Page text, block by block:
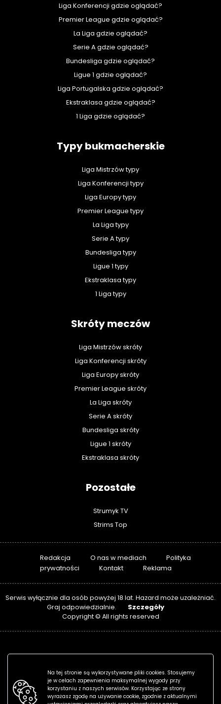
Liga Konferencji gdzie oglądać?
Premier League gdzie oglądać?
La Liga gdzie oglądać?
Serie A gdzie oglądać?
Bundesliga gdzie oglądać?
Ligue 1 gdzie oglądać?
Liga Portugalska gdzie oglądać?
Ekstraklasa gdzie oglądać?
1 Liga gdzie oglądać?
Typy bukmacherskie
Liga Mistrzów typy
Liga Konferencji typy
Liga Europy typy
Premier League typy
La Liga typy
Serie A typy
Bundesliga typy
Ligue 1 typy
Ekstraklasa typy
1 Liga typy
Skróty meczów
Liga Mistrzów skróty
Liga Konferencji skróty
Liga Europy skróty
Premier League skróty
La Liga skróty
Serie A skróty
Bundesliga skróty
Ligue 1 skróty
Ekstraklasa skróty
Pozostałe
Strumyk TV
Strims Top
Redakcja O nas w mediach
Polityka
prywatności
Kontakt Reklama
Serwis wyłącznie dla osób powyżej 18 lat. Hazard może uzależniać.
Graj odpowiedzialnie.
Szczegóły
Copyright © All rights reserved
Na tej stronie są wykorzystywane pliki cookies. Stosujemy
je w celach zapewnienia maksymalnej wygody przy
korzystaniu z naszych serwisów. Korzystając ze strony
wyrażasz zgodę na używanie cookie, zgodnie z aktualnymi